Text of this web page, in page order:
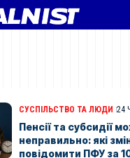
СУСПІЛЬСТВО ТА ЛЮДИ 24
Пенсії та субсидії
неправильно: які
повідомити ПФУ за